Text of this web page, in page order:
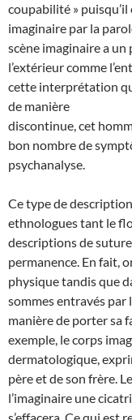
coupabilité »
imaginaire par la
scène imaginaire a
l’extérieur comme
cette interprétation
de manière
discontinue, cet
bon nombre de
psychanalyse.
Ce type de
ethnologues tant le
descriptions de
permanence. En fait,
physique tandis que
sommes entravés par
manière de porter sa
exemple, le corps
dermatologique,
père et de son frère.
l’imaginaire une